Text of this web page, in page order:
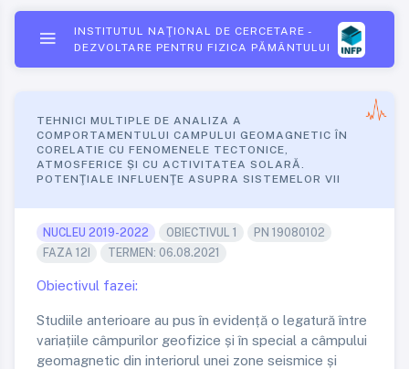
INSTITUTUL NAŢIONAL DE CERCETARE -
DEZVOLTARE PENTRU FIZICA PĂMÂNTULUI
TEHNICI MULTIPLE DE ANALIZA A
COMPORTAMENTULUI CAMPULUI GEOMAGNETIC ÎN
CORELATIE CU FENOMENELE TECTONICE,
ATMOSFERICE ȘI CU ACTIVITATEA SOLARĂ.
POTENŢIALE INFLUENŢE ASUPRA SISTEMELOR VII
NUCLEU 2019-2022 OBIECTIVUL 1
PN 19080102
FAZA 12I
TERMEN: 06.08.2021
Obiectivul fazei:
Studiile anterioare au pus în evidență o legatură între
variațiile câmpurilor geofizice și în special a câmpului
geomagnetic din interiorul unei zone seismice și